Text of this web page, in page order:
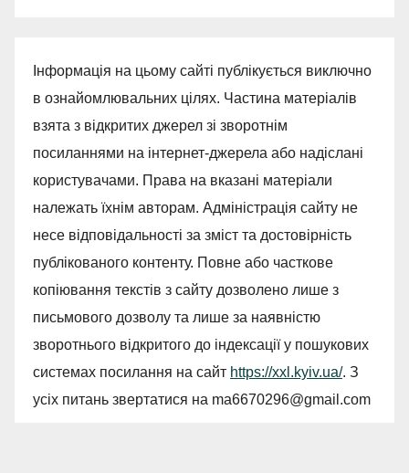
Інформація на цьому сайті публікується виключно
в ознайомлювальних цілях. Частина матеріалів
взята з відкритих джерел зі зворотнім
посиланнями на інтернет-джерела або надіслані
користувачами. Права на вказані матеріали
належать їхнім авторам. Адміністрація сайту не
несе відповідальності за зміст та достовірність
публікованого контенту. Повне або часткове
копіювання текстів з сайту дозволено лише з
письмового дозволу та лише за наявністю
зворотнього відкритого до індексації у пошукових
системах посилання на сайт https://xxl.kyiv.ua/. З
усіх питань звертатися на ma6670296@gmail.com